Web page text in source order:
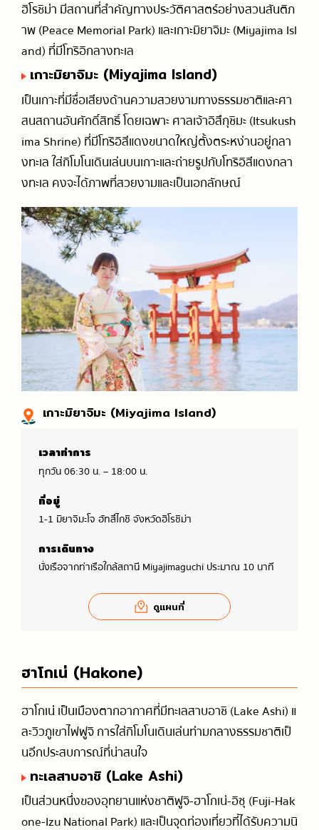
ฮิโรชิม่า มีสถานที่สำคัญทางประวัติศาสตร์อย่างสวนสันติภ
าพ (Peace Memorial Park) และเกาะมิยาจิมะ (Miyajima Isl
and) ที่มีโทริอิกลางทะเล
เกาะมิยาจิมะ (Miyajima Island)
เป็นเกาะที่มีชื่อเสียงด้านความสวยงามทางธรรมชาติและศา
สนสถานอันศักดิ์สิทธิ์ โดยเฉพาะ ศาลเจ้าอิสึกุชิมะ (Itsukush
ima Shrine) ที่มีโทริอิสีแดงขนาดใหญ่ตั้งตระหง่านอยู่กลา
งทะเล ใส่กิโมโนเดินเล่นบนเกาะและถ่ายรูปกับโทริอิสีแดงกลา
งทะเล คงจะได้ภาพที่สวยงามและเป็นเอกลักษณ์
เกาะมิยาจิมะ (Miyajima Island)
เวลาทำการ
ทุกวัน 06:30 น. – 18:00 น.
ที่อยู่
1-1 มิยาจิมะโจ ฮัทสึไกชิ จังหวัดฮิโรชิม่า
การเดินทาง
นั่งเรือจากท่าเรือใกล้สถานี Miyajimaguchi ประมาณ 10 นาที
ดูแผนที่
ฮาโกเน่ (Hakone)
ฮาโกเน่ เป็นเมืองตากอากาศที่มีทะเลสาบอาชิ (Lake Ashi) แ
ละวิวภูเขาไฟฟูจิ การใส่กิโมโนเดินเล่นท่ามกลางธรรมชาติเป็
นอีกประสบการณ์ที่น่าสนใจ
ทะเลสาบอาชิ (Lake Ashi)
เป็นส่วนหนึ่งของอุทยานแห่งชาติฟูจิ-ฮาโกเน่-อิซุ (Fuji-Hak
one-Izu National Park) และเป็นจุดท่องเที่ยวที่ได้รับความนิ